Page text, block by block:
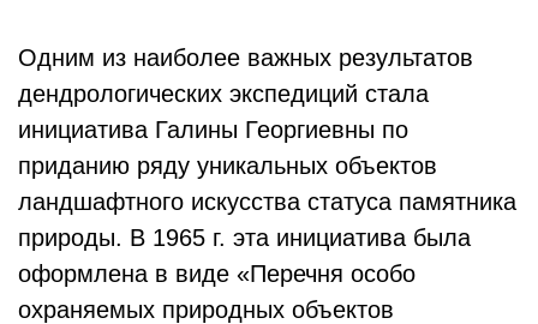
Одним из наиболее важных результатов
дендрологических экспедиций стала
инициатива Галины Георгиевны по
приданию ряду уникальных объектов
ландшафтного искусства статуса памятника
природы. В 1965 г. эта инициатива была
оформлена в виде «Перечня особо
охраняемых природных объектов